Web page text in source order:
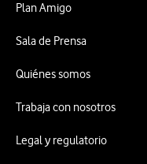
Plan Amigo
Sala de Prensa
Quiénes somos
Trabaja con nosotros
Legal y regulatorio